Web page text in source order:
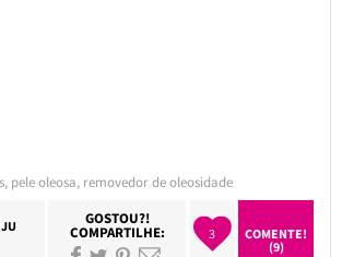
, pele oleosa, removedor de oleosidade
JU
GOSTOU?!
COMPARTILHE: 3
COMENTE!
(9)